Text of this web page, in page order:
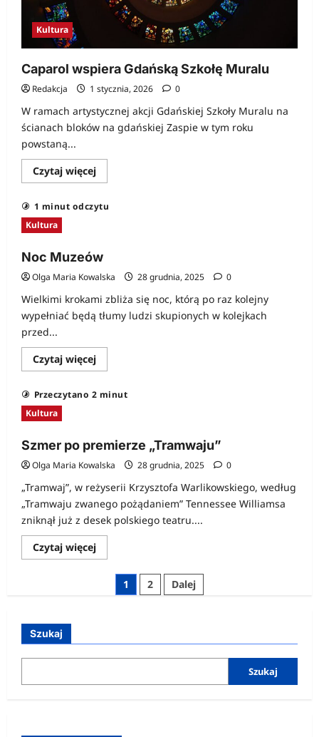
Kultura
Caparol wspiera Gdańską Szkołę Muralu
Redakcja 1 stycznia, 2026 0
W ramach artystycznej akcji Gdańskiej Szkoły Muralu na
ścianach bloków na gdańskiej Zaspie w tym roku
powstaną...
Czytaj więcejDowiedz
się
Caparol
1 minut odczytu
Kultura
Noc Muzeów
Olga Maria Kowalska 28 grudnia, 2025 0
Wielkimi krokami zbliża się noc, którą po raz kolejny
wypełniać będą tłumy ludzi skupionych w kolejkach
przed...
Czytaj więcejDowiedz
się
Noc
Przeczytano 2 minut
Kultura
Szmer po premierze „Tramwaju”
Olga Maria Kowalska 28 grudnia, 2025 0
„Tramwaj”, w reżyserii Krzysztofa Warlikowskiego, według
„Tramwaju zwanego pożądaniem” Tennessee Williamsa
zniknął już z desek polskiego teatru....
Czytaj więcejDowiedz
się
Szmer
Stronicowanie1 2 Dalej
Szukaj
Szukaj